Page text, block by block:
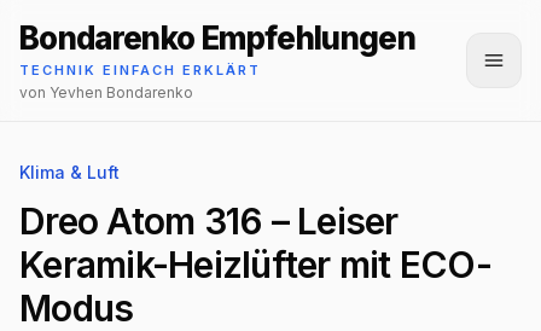
Bondarenko Empfehlungen
TECHNIK EINFACH ERKLÄRT
von Yevhen Bondarenko
Klima & Luft
Dreo Atom 316 – Leiser
Keramik-Heizlüfter mit ECO-
Modus